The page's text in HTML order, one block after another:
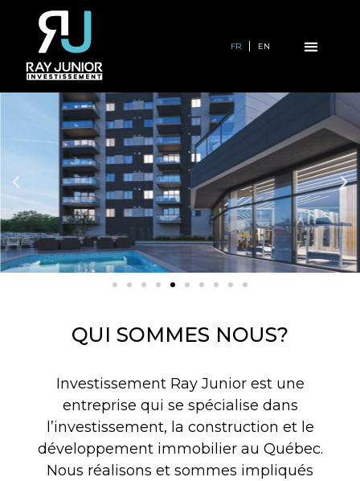
FR EN
QUI SOMMES NOUS?
Investissement Ray Junior est une
entreprise qui se spécialise dans
l’investissement, la construction et le
développement immobilier au Québec.
Nous réalisons et sommes impliqués